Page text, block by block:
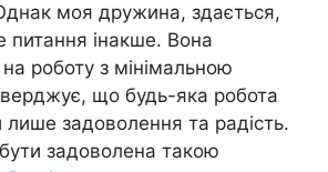
моя дружина, здається,
питання інакше. Вона
роботу з мінімальною
що будь-яка робота
задоволення та радість.
задоволена такою